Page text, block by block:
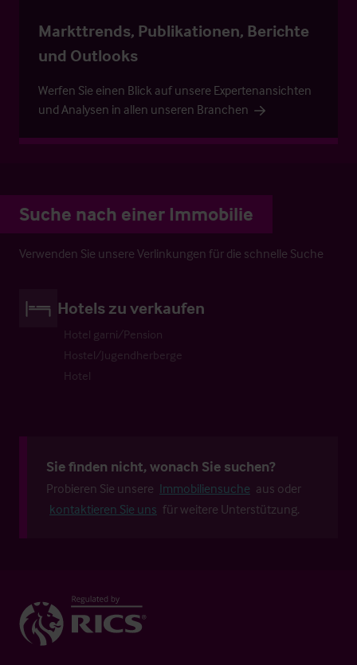
Markttrends, Publikationen, Berichte
und Outlooks
Werfen Sie einen Blick auf unsere Expertenansichten
und Analysen in allen unseren Branchen
Suche nach einer Immobilie
Verwenden Sie unsere Verlinkungen für die schnelle Suche
Hotels zu verkaufen
Hotel garni/Pension
Hostel/Jugendherberge
Hotel
Sie finden nicht, wonach Sie suchen?
Probieren Sie unsere Immobiliensuche aus oder
kontaktieren Sie uns für weitere Unterstützung.